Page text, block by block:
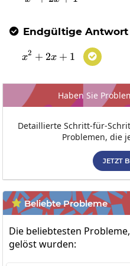
 Endgültige Antwort
x^{2}+2x+1
x2 + 2x + 1 
Haben Sie
Detaillierte Schritt-für-
Problemen, die
JETZT
 Beliebte Probleme
Die beliebtesten
gelöst wurden: